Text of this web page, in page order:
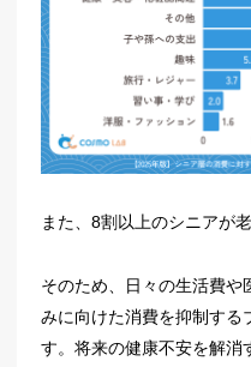
また、8割以上のシニアが
そのため、日々の生活費や
みに向けた消費を抑制する
す。将来の健康不安を解消